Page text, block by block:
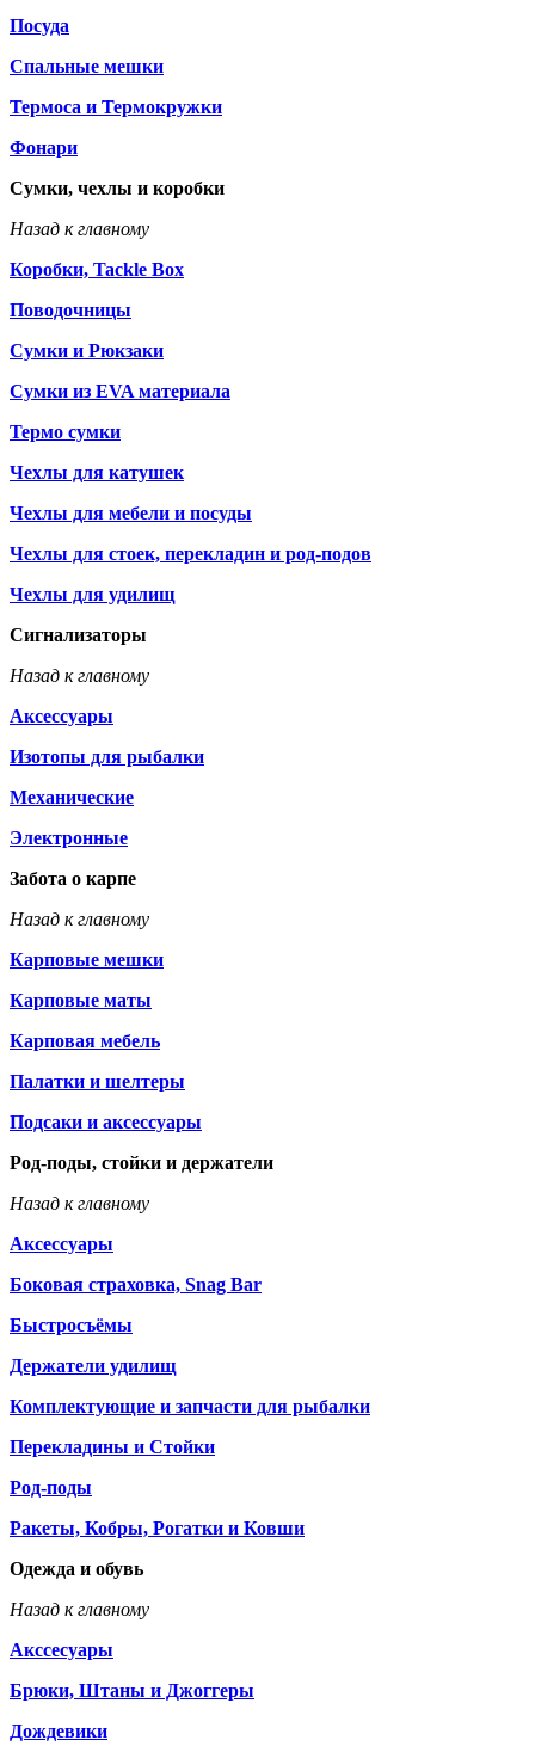
Посуда
Спальные мешки
Термоса и Термокружки
Фонари
Сумки, чехлы и коробки
Назад к главному
Коробки, Tackle Box
Поводочницы
Сумки и Рюкзаки
Сумки из EVA материала
Термо сумки
Чехлы для катушек
Чехлы для мебели и посуды
Чехлы для стоек, перекладин и род-подов
Чехлы для удилищ
Сигнализаторы
Назад к главному
Аксессуары
Изотопы для рыбалки
Механические
Электронные
Забота о карпе
Назад к главному
Карповые мешки
Карповые маты
Карповая мебель
Палатки и шелтеры
Подсаки и аксессуары
Род-поды, стойки и держатели
Назад к главному
Аксессуары
Боковая страховка, Snag Bar
Быстросъёмы
Держатели удилищ
Комплектующие и запчасти для рыбалки
Перекладины и Стойки
Род-поды
Ракеты, Кобры, Рогатки и Ковши
Одежда и обувь
Назад к главному
Акссесуары
Брюки, Штаны и Джоггеры
Дождевики